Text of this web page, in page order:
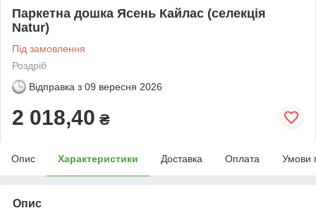
Паркетна дошка Ясень Кайлас (селекція
Natur)
Під замовлення
Роздріб
Відправка з 09 вересня 2026
2 018,40 ₴
Опис Характеристики Доставка Оплата Умови
Опис